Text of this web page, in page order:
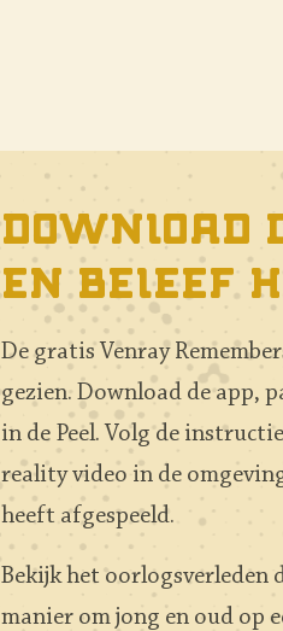
Download
en beleef
De gratis Venray
gezien. Download de app,
in de Peel. Volg de
reality video in de
heeft afgespeeld.
Bekijk het oorlogsverleden
manier om jong en oud op